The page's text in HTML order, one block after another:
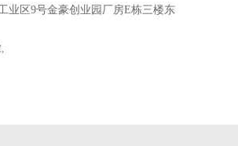
业区9号金豪创业园厂房E栋三楼东
,